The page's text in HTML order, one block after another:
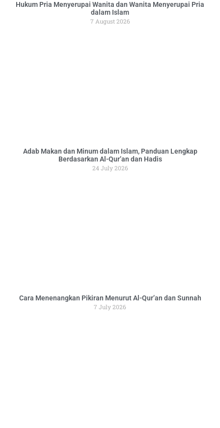
Hukum Pria Menyerupai Wanita dan Wanita Menyerupai Pria
dalam Islam
7 August 2026
Adab Makan dan Minum dalam Islam, Panduan Lengkap
Berdasarkan Al-Qur’an dan Hadis
24 July 2026
Cara Menenangkan Pikiran Menurut Al-Qur’an dan Sunnah
7 July 2026